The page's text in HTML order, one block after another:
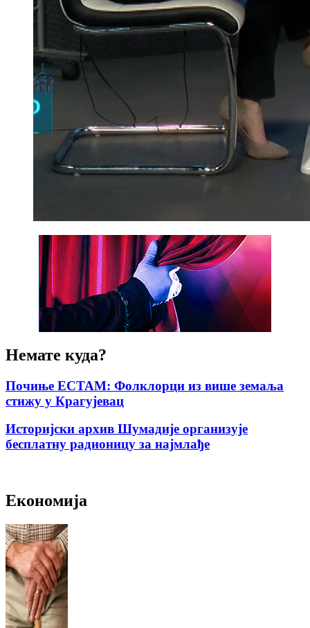
Немате куда?
Почиње ЕСТАМ: Фолклорци из више земаља
стижу у Крагујевац
Историјски архив Шумадије организује
бесплатну радионицу за најмлађе
Економија